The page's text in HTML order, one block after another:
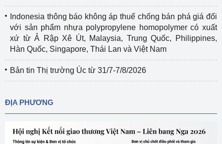
Indonesia thông báo không áp thuế chống bán phá giá đối
với sản phẩm nhựa polypropylene homopolymer có xuất
xứ từ Ả Rập Xê Út, Malaysia, Trung Quốc, Philippines,
Hàn Quốc, Singapore, Thái Lan và Việt Nam
Bản tin Thị trường Úc từ 31/7-7/8/2026
ĐỊA PHƯƠNG